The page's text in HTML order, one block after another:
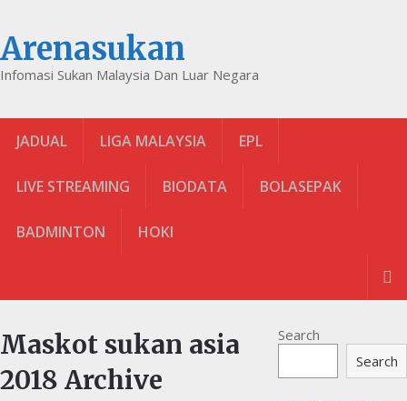
Arenasukan
Infomasi Sukan Malaysia Dan Luar Negara
JADUAL LIGA MALAYSIA EPL
LIVE STREAMING BIODATA BOLASEPAK
BADMINTON HOKI
Maskot sukan asia
2018 Archive
Search
Search